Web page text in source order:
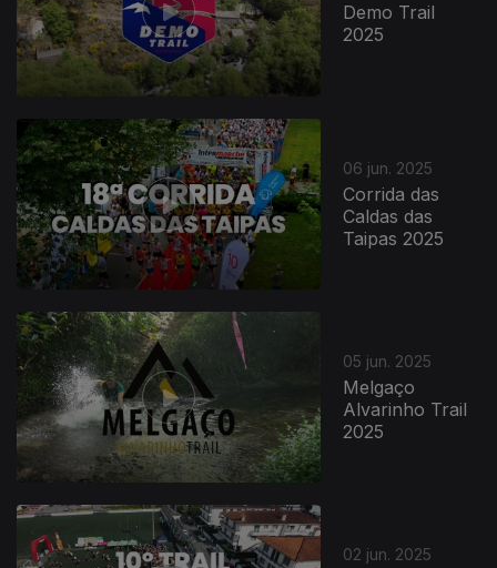
Demo Trail
2025
06 jun. 2025
Corrida das
Caldas das
Taipas 2025
05 jun. 2025
Melgaço
Alvarinho Trail
2025
855475
02 jun. 2025